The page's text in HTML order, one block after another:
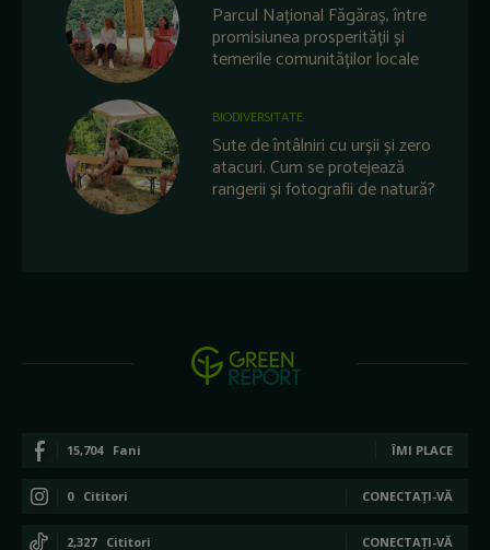
Parcul Național Făgăraș, între
promisiunea prosperității și
temerile comunităților locale
BIODIVERSITATE
Sute de întâlniri cu urșii și zero
atacuri. Cum se protejează
rangerii și fotografii de natură?
15,704 Fani ÎMI PLACE
0 Cititori CONECTAȚI-VĂ
2,327 Cititori CONECTAȚI-VĂ